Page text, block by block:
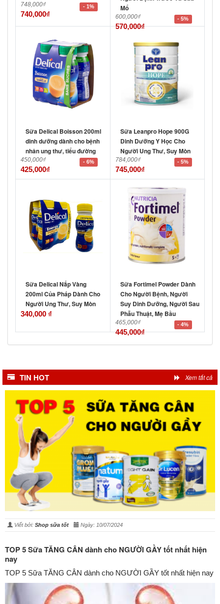
748,000₫
740,000₫
- 1%
Mổ
600,000₫
570,000₫
- 5%
Sữa Delical Boisson 200ml
dinh dưỡng dành cho bệnh
nhân ung thư, tiểu đường
450,000₫
425,000₫
- 6%
Sữa Leanpro Hope 900G
Dinh Dưỡng Y Học Cho
Người Ung Thư, Suy Mòn
784,000₫
745,000₫
- 5%
Sữa Delical Nắp Vàng
200ml Của Pháp Dành Cho
Người Ung Thư, Suy Mòn
340,000 ₫
Sữa Fortimel Powder Dành
Cho Người Bệnh, Người
Suy Dinh Dưỡng, Người Sau
Phẫu Thuật, Mẹ Bầu
465,000₫
445,000₫
- 4%
TIN HOT Xem tất cả
Viết bởi: Shop sữa tốt Ngày: 10/07/2024
TOP 5 Sữa TĂNG CÂN dành cho NGƯỜI GẦY tốt nhất hiện
nay
TOP 5 Sữa TĂNG CÂN dành cho NGƯỜI GẦY tốt nhất hiện nay